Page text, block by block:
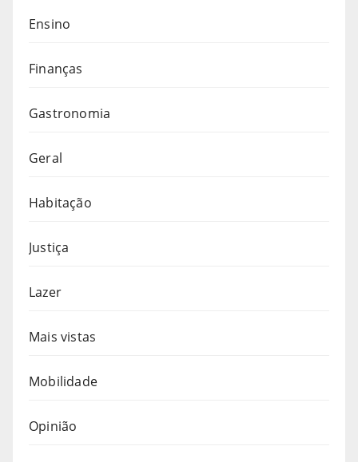
Ensino
Finanças
Gastronomia
Geral
Habitação
Justiça
Lazer
Mais vistas
Mobilidade
Opinião